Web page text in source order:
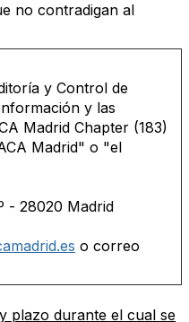
no contradigan al
y Control de
y las
Madrid Chapter (183)
Madrid" o "el
- 28020 Madrid
o correo
plazo durante el cual se